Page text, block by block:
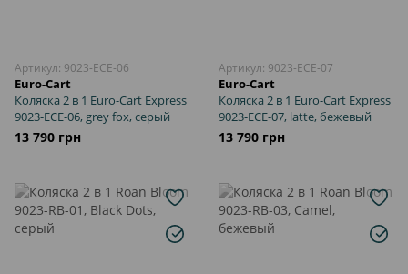
Артикул: 9023-ECE-06
Euro-Cart
Коляска 2 в 1 Euro-Cart Express
9023-ECE-06, grey fox, серый
13 790 грн
Артикул: 9023-ECE-07
Euro-Cart
Коляска 2 в 1 Euro-Cart Express
9023-ECE-07, latte, бежевый
13 790 грн